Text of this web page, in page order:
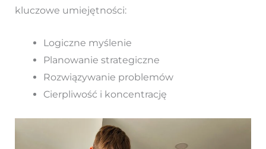
kluczowe umiejętności:
Logiczne myślenie
Planowanie strategiczne
Rozwiązywanie problemów
Cierpliwość i koncentrację